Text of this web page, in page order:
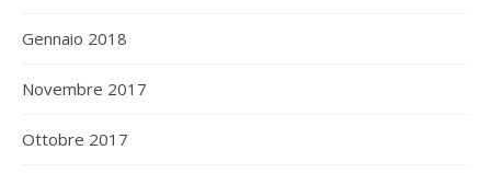
Gennaio 2018
Novembre 2017
Ottobre 2017